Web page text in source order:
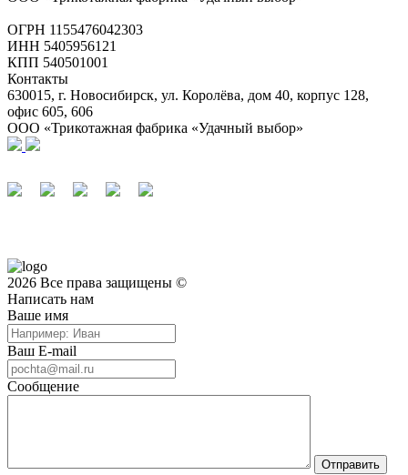
ОГРН 1155476042303
ИНН 5405956121
КПП 540501001
Контакты
630015, г. Новосибирск, ул. Королёва, дом 40, корпус 128,
офис 605, 606
ООО «Трикотажная фабрика «Удачный выбор»
2026 Все права защищены ©
Написать нам
Ваше имя
Ваш E-mail
Сообщение